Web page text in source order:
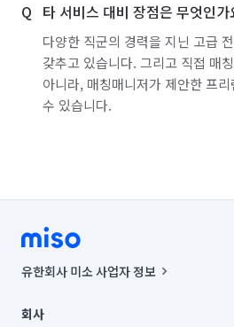
타 서비스 대비 장점은 무엇인가
다양한 직군의 경력을 지닌 고급
갖추고 있습니다. 그리고 직접 매
아니라, 매칭매니저가 제안한 프
수 있습니다.
유한회사 미소 사업자 정보
00019 |
회사